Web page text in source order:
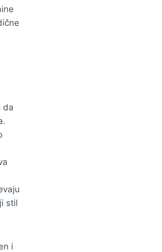
da
stil
i